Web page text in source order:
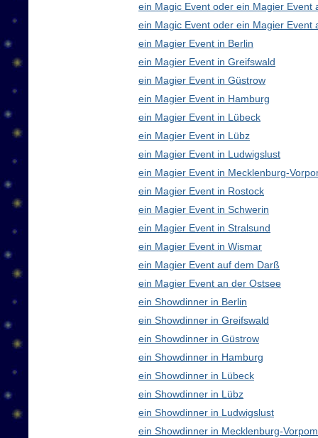
ein Magic Event oder ein Magier Event
ein Magic Event oder ein Magier Event
ein Magier Event in Berlin
ein Magier Event in Greifswald
ein Magier Event in Güstrow
ein Magier Event in Hamburg
ein Magier Event in Lübeck
ein Magier Event in Lübz
ein Magier Event in Ludwigslust
ein Magier Event in Mecklenburg-
ein Magier Event in Rostock
ein Magier Event in Schwerin
ein Magier Event in Stralsund
ein Magier Event in Wismar
ein Magier Event auf dem Darß
ein Magier Event an der Ostsee
ein Showdinner in Berlin
ein Showdinner in Greifswald
ein Showdinner in Güstrow
ein Showdinner in Hamburg
ein Showdinner in Lübeck
ein Showdinner in Lübz
ein Showdinner in Ludwigslust
ein Showdinner in Mecklenburg-